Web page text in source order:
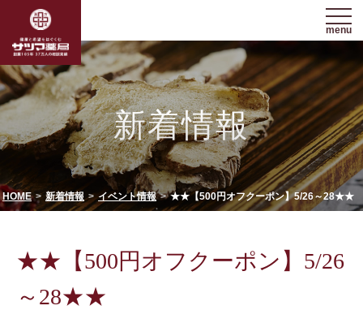
menu
新着情報
HOME 新着情報 イベント情報 ★★【500円オフクーポン】5/26～28★★
★★【500円オフクーポン】5/26
～28★★